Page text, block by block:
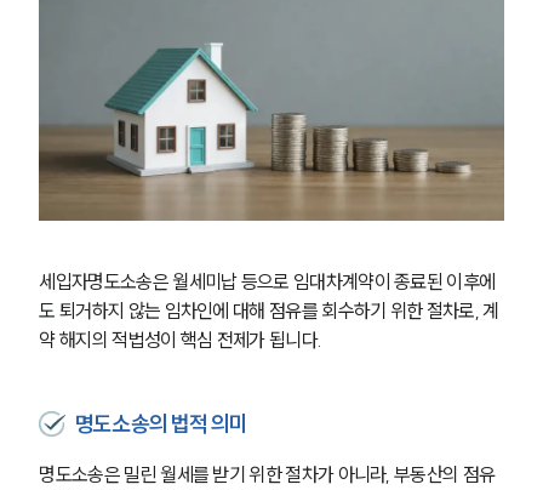
세입자명도소송은 월세미납 등으로 임대차계약이 종료된 이후에
도 퇴거하지 않는 임차인에 대해 점유를 회수하기 위한 절차로, 계
약 해지의 적법성이 핵심 전제가 됩니다.
명도소송의 법적 의미
명도소송은 밀린 월세를 받기 위한 절차가 아니라, 부동산의 점유